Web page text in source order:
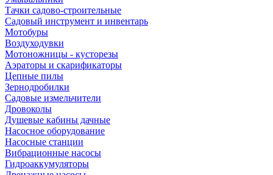
Тачки садово-строительные
Садовый инструмент и инвентарь
Мотобуры
Воздуходувки
Мотоножницы - кусторезы
Аэраторы и скарификаторы
Цепные пилы
Зернодробилки
Садовые измельчители
Дровоколы
Душевые кабины дачные
Насосное оборудование
Насосные станции
Вибрационные насосы
Гидроаккумуляторы